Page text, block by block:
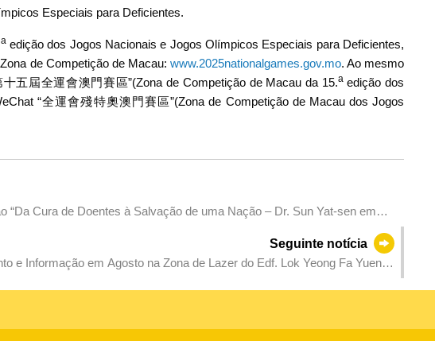
Especiais para Deficientes.
aedição dos Jogos Nacionais e Jogos Olímpicos Especiais para Deficientes,
de Competição de Macau: www.2025nationalgames.gov.mo. Ao mesmo
五屆全運會澳門賽區”(Zona de Competição de Macau da 15.aedição dos
“全運會殘特奧澳門賽區”(Zona de Competição de Macau dos Jogos
“Da Cura de Doentes à Salvação de uma Nação – Dr. Sun Yat-sen em
Seguinte notícia
Lazer do Edf. Lok Yeong Fa Yuen